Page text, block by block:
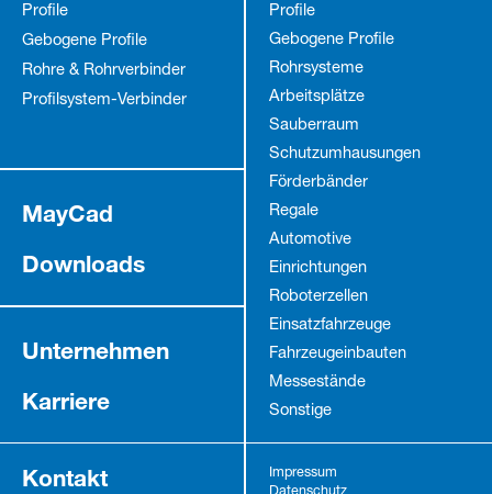
Profile
Gebogene Profile
Rohre & Rohrverbinder
Profilsystem-Verbinder
Profile
Gebogene Profile
Rohrsysteme
Arbeitsplätze
Sauberraum
Schutz­umhausungen
Förderbänder
Regale
Automotive
Einrichtungen
Roboterzellen
Einsatzfahrzeuge
Fahrzeug­einbauten
Messestände
Sonstige
MayCad
Downloads
Unternehmen
Karriere
Kontakt
Impressum